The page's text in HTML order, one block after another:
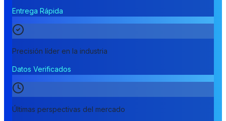
Entrega Rápida
Precisión líder en la industria
Datos Verificados
Últimas perspectivas del mercado